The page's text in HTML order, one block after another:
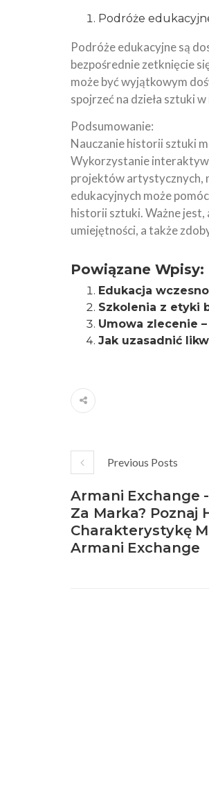
Podróże
Podróże edukacyjne są
bezpośrednie zetknięcie
może być wyjątkowym
spojrzeć na dzieła sztuki
Podsumowanie:
Nauczanie historii sztuki
Wykorzystanie
projektów artystycznych,
edukacyjnych może
historii sztuki. Ważne jest,
umiejętności, a także
Powiązane Wpisy:
Edukacja
Szkolenia z etyki
Umowa zlecenie
Jak uzasadnić
Previous Posts
Armani Exchange
Za Marka? Poznaj
Charakterystykę
Armani Exchange